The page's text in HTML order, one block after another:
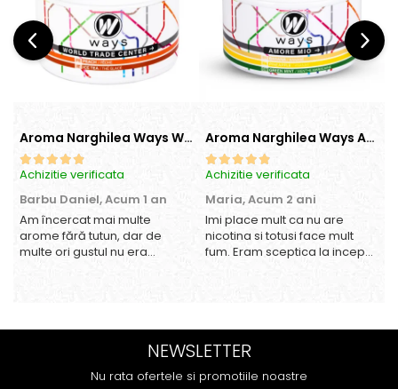
Aroma Narghilea Ways World Trade Center - Piersica cu Ice Tea, 200gr
Achizitie verificata
Barbu Daniel,Acum 1 an
Am încercat mai multe
arome fără tutun, dar de
multe ori gustul nu era
sesiunii. Chiar dacă nu
conține tutun, senzația este la
Aroma Narghilea Ways Amore - Banana, Ananas si Menta, 200gr
Achizitie verificata
Maria,Acum 2 ani
Imi place mult ca nu are
nicotina si totusi face mult
fum. Eram sceptica la inceput,
camera de tutun sau tigara.
NEWSLETTER
Nu rata ofertele si promotiile noastre